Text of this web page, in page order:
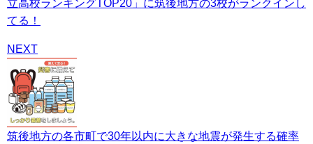
立高校ランキングTOP20」に筑後地方の3校がランクインし
てる！
NEXT
筑後地方の各市町で30年以内に大きな地震が発生する確率